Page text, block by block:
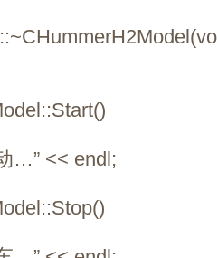
…” << endl;